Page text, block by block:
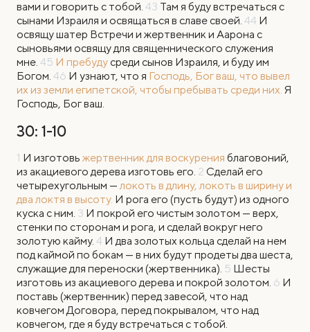
вами и говорить с тобой. 43 Там я буду встречаться с
сынами Израиля и освящаться в славе своей. 44 И
освящу шатер Встречи и жертвенник и Аарона с
сыновьями освящу для священнического служения
мне. 45 И пребудусреди сынов Израиля, и буду им
Богом. 46 И узнают, что я Господь, Бог ваш, что вывел
их из земли египетской, чтобы пребывать среди них. Я
Господь, Бог ваш.
30: 1-10
1 И изготовь жертвенник для воскурения благовоний,
из акациевого дерева изготовь его. 2 Сделай его
четырехугольным —локоть в длину, локоть в ширину и
два локтя в высоту. И рога его (пусть будут) из одного
куска с ним. 3 И покрой его чистым золотом — верх,
стенки по сторонам и рога, и сделай вокруг него
золотую кайму. 4 И два золотых кольца сделай на нем
под каймой по бокам — в них будут продеты два шеста,
служащие для переноски (жертвенника). 5 Шесты
изготовь из акациевого дерева и покрой золотом. 6 И
поставь (жертвенник) перед завесой, что над
ковчегом Договора, перед покрывалом, что над
ковчегом, где я буду встречаться с тобой.